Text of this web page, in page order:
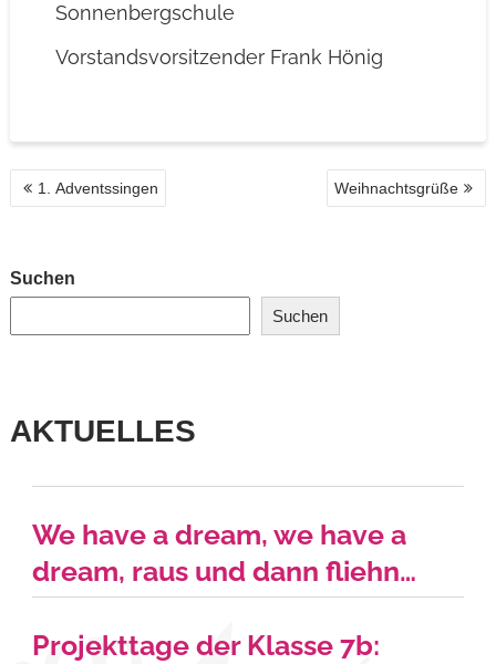
Sonnenbergschule
Vorstandsvorsitzender Frank Hönig
BEITRAGSNAVIGATION
1. Adventssingen Weihnachtsgrüße
Suchen
Suchen
AKTUELLES
We have a dream, we have a
dream, raus und dann fliehn…
Projekttage der Klasse 7b: